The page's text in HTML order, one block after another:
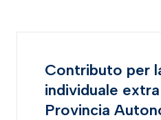
Contributo per
individuale
Provincia